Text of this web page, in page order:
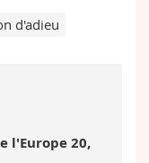
d'adieu
l'Europe 20,